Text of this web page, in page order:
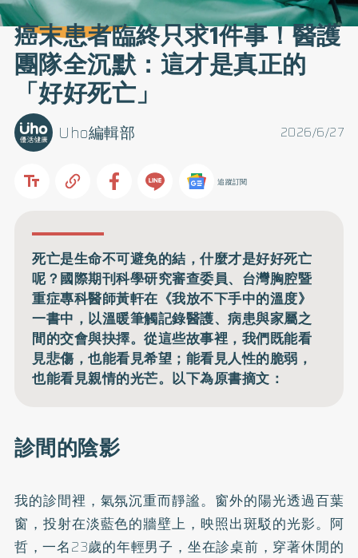
癌末患者臨終只求1件事！醫護
團隊全沉默：這才是真正的
「好好死亡」
2026/6/27
Uho編輯部
追蹤訂閱
死亡是生命不可避免的結，什麼才是好好死亡
呢？國際期刊科學研究審查委員、台灣胸腔暨
重症專科醫師黃軒在《我放不下手中的溫度》
一書中，以溫暖筆觸記錄醫護、病患與家屬之
間的交會與抉擇。從這些故事裡，我們既能看
見悲傷，也能看見希望；能看見人性的脆弱，
也能看見親情的光芒。以下為原書摘文：
診間的陰影
我的診間裡，氣氛沉重而靜謐。窗外的陽光透過百葉
窗，投射在淡藍色的牆壁上，映照出斑駁的光影。阿
哲，一名23歲的年輕男子，坐在診桌前，穿著休閒的